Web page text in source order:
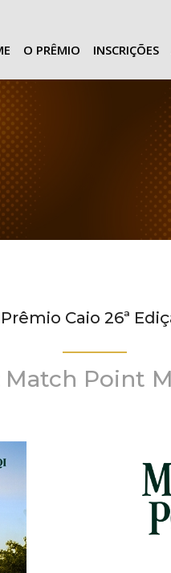
O PRÊMIO INSCRIÇÕES
Prêmio Caio 26ª
Match Point